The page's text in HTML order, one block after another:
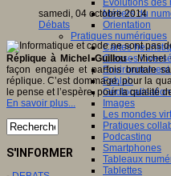
Evolutions des
Métiers du
Orientation
Pratiques numériques
Cartes
Classes
Fablab
Géolocalisation
Images
Les mondes
Pratiques
Podcasting
Smartphones
Tableaux
Tablettes
samedi, 04 octobre 2014
Débats
Réplique à Michel Guillou -Michel
façon engagée et parfois brutale
réplique. C’est dommage, pour la
le pense et l’espère, pour la qualité
En savoir plus...
S'INFORMER